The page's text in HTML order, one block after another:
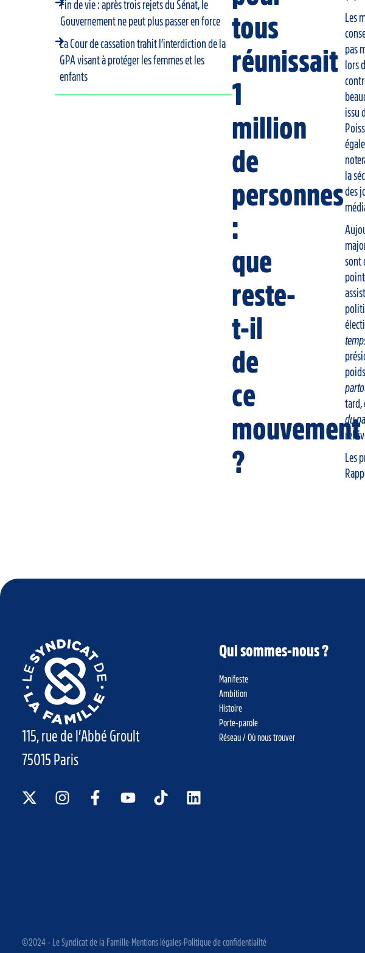
Fin de vie : après trois rejets du Sénat, le
Gouvernement ne peut plus passer en force
La Cour de cassation trahit l’interdiction de la
GPA visant à protéger les femmes et les
enfants
tous
réunissait
1
million
de
personnes
:
que
reste-
t-il
de
ce
mouvement
?
Les
pas
lors
issu
la
des
sont
tard,
du
Les
115, rue de l’Abbé Groult
75015 Paris
Qui sommes-nous ?
Manifeste
Ambition
Histoire
Porte-parole
Réseau / Où nous trouver
©2024 - Le Syndicat de la Famille Mentions légales Politique de confidentialité